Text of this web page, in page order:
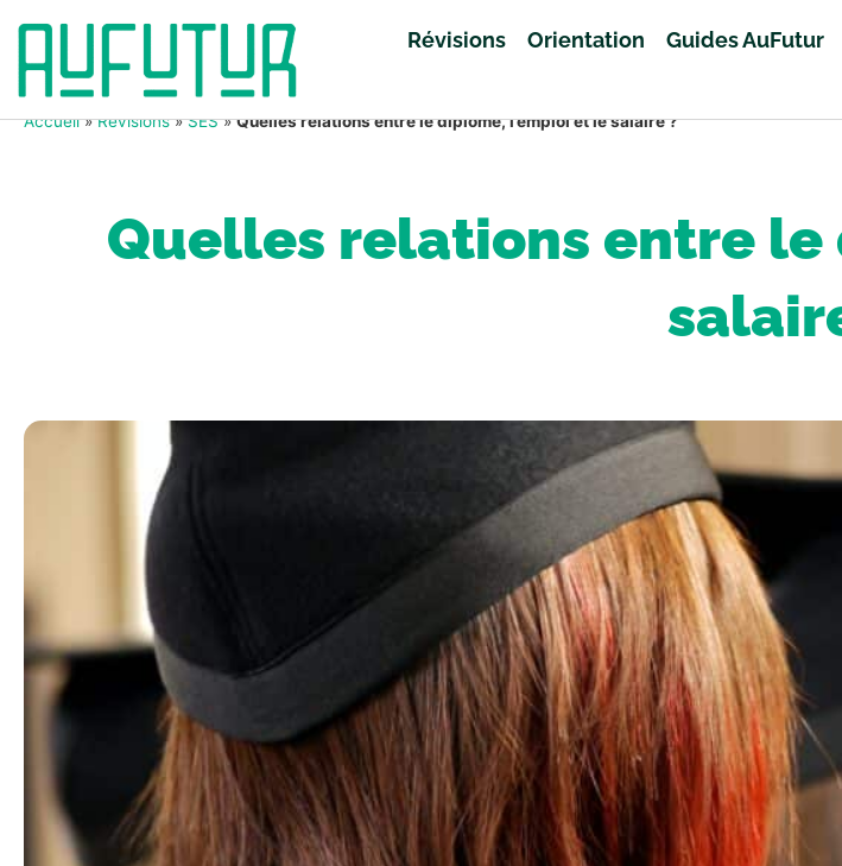
Révisions Orientation Guides AuFutur
Accueil»Révisions»SES»Quelles relations entre le diplôme, l’emploi et le salaire ?
Quelles relations entre le